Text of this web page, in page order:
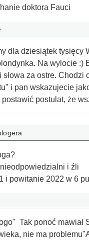
doktora Fauci
dla dziesiątek tysięcy
Na wylocie :)
za ostre.
i pan wskazujecie
postulat, że
i źli
i powitanie 2022 w 6
Tak ponoć mawiał
nie ma